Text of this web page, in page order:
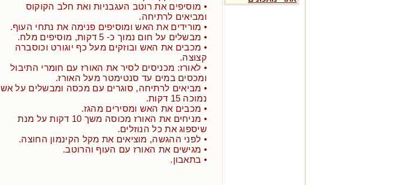
• מוסיפים את רוטב העגבניות ואת חלב הקוקוס
ומביאים לרתיחה.
• מורידים את האש ומוסיפים פנימה את נתחי העוף.
• מבשלים על חום נמוך כ- 5 דקות, מוסיפים מלח.
• מכבים את האש ובוזקים מעל כף יוגורט וכוסברה
קצוצה.
• לאורז: מכניסים לסיר את האורז עם חומרי התיבול
ומכסים במים עד סנטימטר מעל האורז.
• מביאים לרתיחה, סוגרים עם מכסה ומבשלים על אש
נמוכה 15 דקות.
• מכבים את האש ומסירים מהגז.
• מניחים את האורז מכוסה משך 10 דקות על מנת
שיספוג את כל הנוזלים.
• לפני ההגשה, מוציאים את מקל הקינמון החוצה.
• מגישים את האורז עם העוף והרוטב.
• בתאבון.